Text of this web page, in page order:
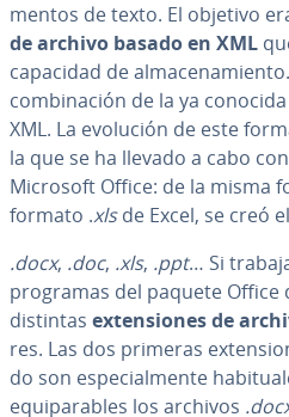
me­n­tos de texto. El objetivo
de archivo basado en XML
capacidad de
co­m­bi­na­ción de la ya
XML. La evolución de este
la que se ha llevado a cabo
Microsoft Office: de la misma
formato .xlsde Excel, se creó
.docx, .doc, .xls, .ppt… Si
programas del paquete Office
distintas ex­te­n­sio­nes de
res. Las dos primeras
do son es­pe­cia­l­me­n­te
equi­pa­ra­bles los archivos